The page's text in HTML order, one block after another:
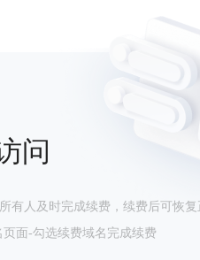
问
有人及时完成续费，续费后可恢复
面-勾选续费域名完成续费